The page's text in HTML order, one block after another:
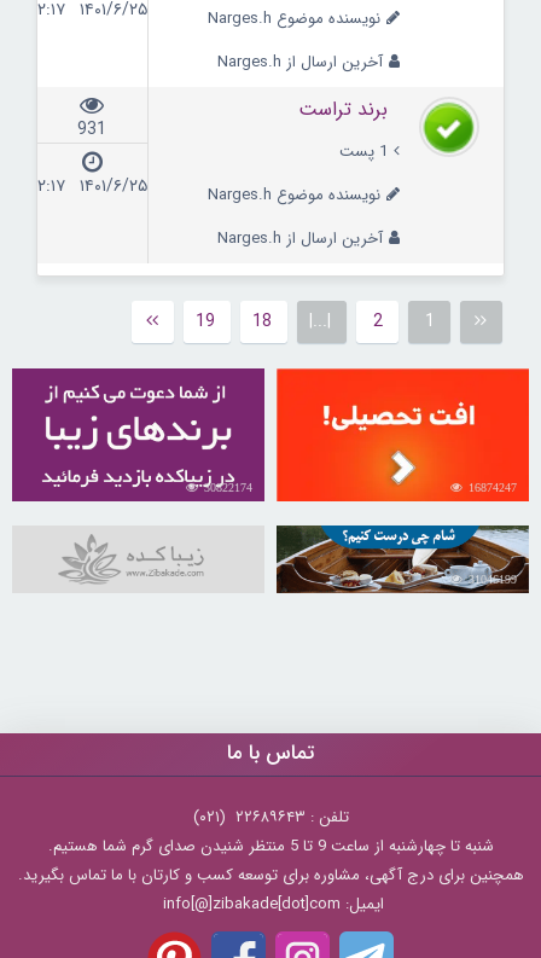
نویسنده موضوع Narges.h
آخرین ارسال از Narges.h
۱۴۰۱/۶/۲۵ ۱۲:۱۷
برند تراست
1 پست
نویسنده موضوع Narges.h
آخرین ارسال از Narges.h
931
۱۴۰۱/۶/۲۵ ۱۲:۱۷
1
2
|...|
18
19
16874247
30822174
31046199
تماس با ما
تلفن : ۲۲۶۸۹۶۴۳ (۰۲۱)
شنبه تا چهارشنبه از ساعت 9 تا 5 منتظر شنیدن صدای گرم شما هستیم.
همچنین برای درج آگهی، مشاوره برای توسعه کسب و کارتان با ما تماس بگیرید.
ایمیل: info[@]zibakade[dot]com